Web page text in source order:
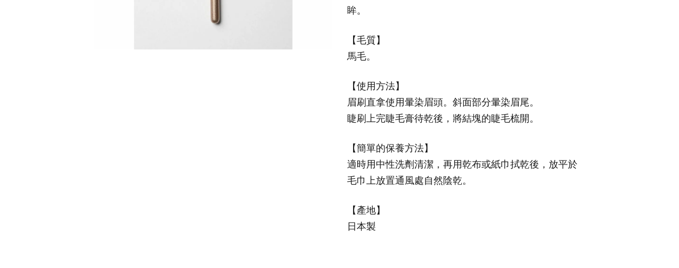
眸。
【毛質】
馬毛。
【使用方法】
眉刷直拿使用暈染眉頭。斜面部分暈染眉尾。
睫刷上完睫毛膏待乾後，將結塊的睫毛梳開。
【簡單的保養方法】
適時用中性洗劑清潔，再用乾布或紙巾拭乾後，放平於
毛巾上放置通風處自然陰乾。
【產地】
日本製